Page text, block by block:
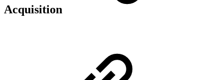
Acquisition